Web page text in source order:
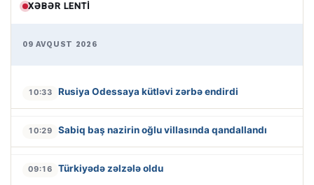
XƏBƏR LENTI
09 AVQUST 2026
10:33 Rusiya Odessaya kütləvi zərbə endirdi
10:29 Sabiq baş nazirin oğlu villasında qandallandı
09:16 Türkiyədə zəlzələ oldu